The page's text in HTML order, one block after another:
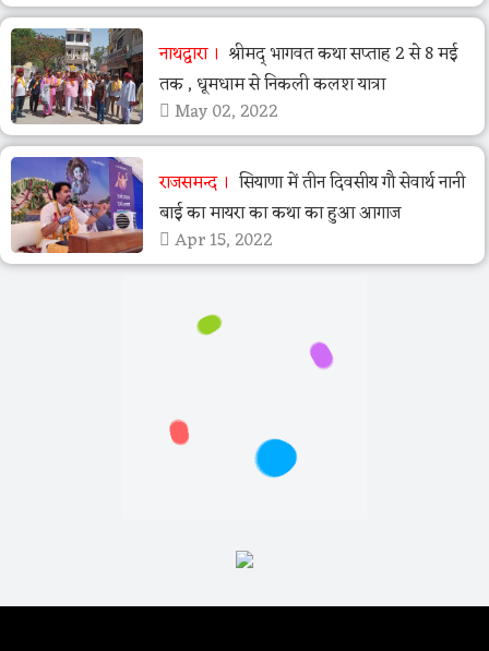
नाथद्वारा
श्रीमद् भागवत कथा सप्ताह 2 से 8 मई
तक , धूमधाम से निकली कलश यात्रा
May 02, 2022
राजसमन्द
सियाणा में तीन दिवसीय गौ सेवार्थ नानी
बाई का मायरा का कथा का हुआ आगाज
Apr 15, 2022